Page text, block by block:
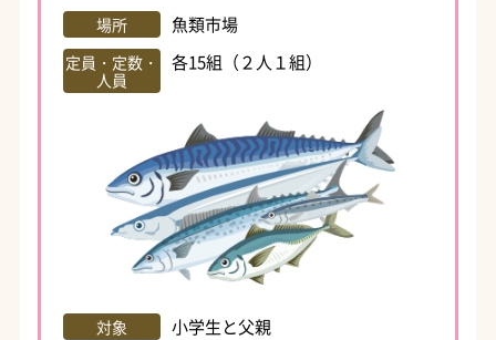
場所 魚類市場
定員・定数・
人員
各15組（２人１組）
対象 小学生と父親